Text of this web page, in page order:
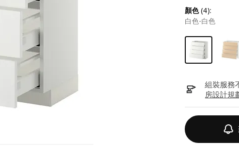
顏色(4):
白色-白色
組裝服務
房設計規